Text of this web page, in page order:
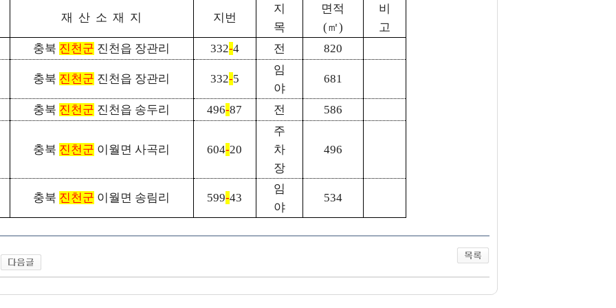
재 산 소 재 지 지번
지
목
면적
(㎡)
비
고
충북 진천군 진천읍 장관리 332-4 전 820
충북 진천군 진천읍 장관리 332-5
임
야
681
충북 진천군 진천읍 송두리 496-87 전 586
충북 진천군 이월면 사곡리 604-20
주
차
장
496
충북 진천군 이월면 송림리 599-43
임
야
534